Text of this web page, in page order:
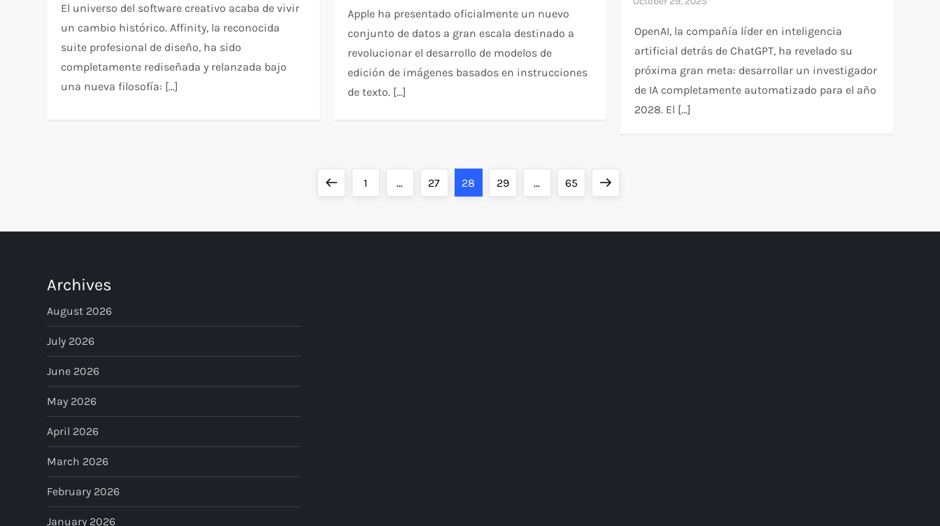
El universo del software creativo acaba de vivir
un cambio histórico. Affinity, la reconocida
suite profesional de diseño, ha sido
completamente rediseñada y relanzada bajo
una nueva filosofía: […]
Apple ha presentado oficialmente un nuevo
conjunto de datos a gran escala destinado a
revolucionar el desarrollo de modelos de
edición de imágenes basados en instrucciones
de texto. […]
OpenAI, la compañía líder en inteligencia
artificial detrás de ChatGPT, ha revelado su
próxima gran meta: desarrollar un investigador
de IA completamente automatizado para el año
2028. El […]
t
s
p
a
g
i
n
a
PreviousPage
1 … Page
27 Page
28 Page
29 … Page
65 Next
Archives
August 2026
July 2026
June 2026
May 2026
April 2026
March 2026
February 2026
January 2026